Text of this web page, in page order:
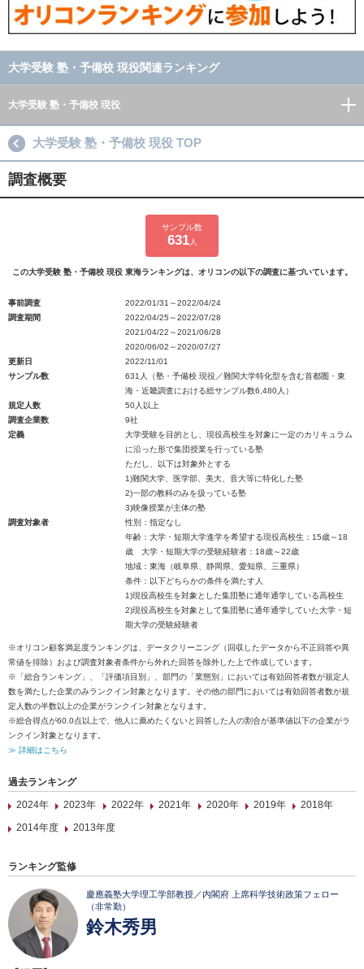
大学受験 塾・予備校 現役関連ランキング
大学受験 塾・予備校 現役
大学受験 塾・予備校 現役 TOP
調査概要
サンプル数
631人
この大学受験 塾・予備校 現役 東海ランキングは、オリコンの以下の調査に基づいています。
事前調査
2022/01/31～2022/04/24
調査期間
2022/04/25～2022/07/28
2021/04/22～2021/06/28
2020/06/02～2020/07/27
更新日
2022/11/01
サンプル数
631人（塾・予備校 現役／難関大学特化型を含む首都圏・東
海・近畿調査における総サンプル数6,480人）
規定人数
50人以上
調査企業数
9社
定義
大学受験を目的とし、現役高校生を対象に一定のカリキュラム
に沿った形で集団授業を行っている塾
ただし、以下は対象外とする
1)難関大学、医学部、美大、音大等に特化した塾
2)一部の教科のみを扱っている塾
3)映像授業が主体の塾
調査対象者
性別：指定なし
年齢：大学・短期大学進学を希望する現役高校生：15歳～18
歳 大学・短期大学の受験経験者：18歳～22歳
地域：東海（岐阜県、静岡県、愛知県、三重県）
条件：以下どちらかの条件を満たす人
1)現役高校生を対象とした集団塾に通年通学している高校生
2)現役高校生を対象として集団塾に通年通学していた大学・短
期大学の受験経験者
※オリコン顧客満足度ランキングは、データクリーニング（回収したデータから不正回答や異
常値を排除）および調査対象者条件から外れた回答を除外した上で作成しています。
※「総合ランキング」、「評価項目別」、部門の「業態別」においては有効回答者数が規定人
数を満たした企業のみランクイン対象となります。その他の部門においては有効回答者数が規
定人数の半数以上の企業がランクイン対象となります。
※総合得点が60.0点以上で、他人に薦めたくないと回答した人の割合が基準値以下の企業がラ
ンクイン対象となります。
≫ 詳細はこちら
過去ランキング
2024年
2023年 2022年 2021年 2020年 2019年
2018年
2014年度
2013年度
ランキング監修
慶應義塾大学理工学部教授／内閣府 上席科学技術政策フェロー
（非常勤）
鈴木秀男